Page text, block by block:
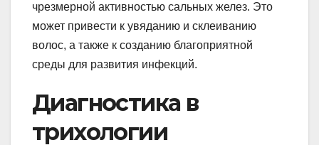
чрезмерной активностью сальных желез. Это
может привести к увяданию и склеиванию
волос, а также к созданию благоприятной
среды для развития инфекций.
Диагностика в
трихологии